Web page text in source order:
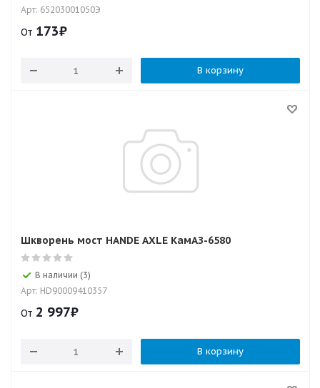
Арт: 65203001050Э
От 173₽
В корзину
Шкворень мост HANDE AXLE КамАЗ-6580
В наличии (3)
Арт: HD90009410357
От 2 997₽
В корзину